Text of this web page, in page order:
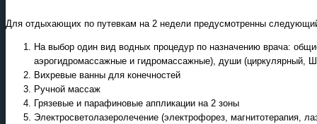
Для отдыхающих по путевкам на 2 недели предусмотренны
На выбор один вид водных процедур по назначению врача:
аэрогидромассажные и гидромассажные), души (циркулярный,
Вихревые ванны для конечностей
Ручной массаж
Грязевые и парафиновые аппликации на 2 зоны
Электросветолазеролечение (электрофорез, магнитотерапия,